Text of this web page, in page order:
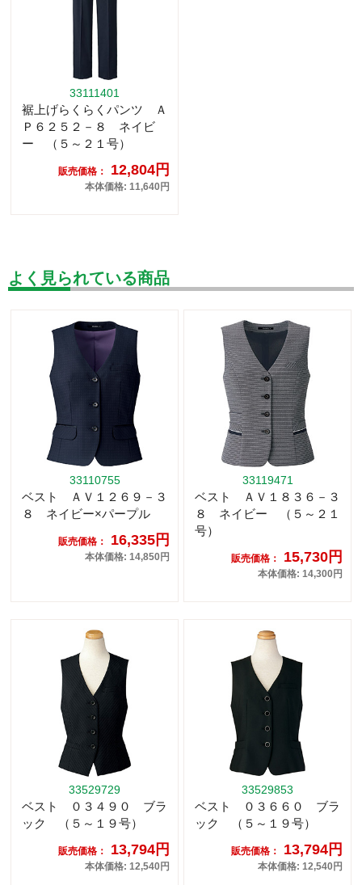
33111401
裾上げらくらくパンツ Ａ
Ｐ６２５２－８ ネイビ
ー （５～２１号）
販売価格： 12,804円
本体価格: 11,640円
よく見られている商品
33110755
ベスト ＡＶ１２６９－３
８ ネイビー×パープル
販売価格： 16,335円
本体価格: 14,850円
33119471
ベスト ＡＶ１８３６－３
８ ネイビー （５～２１
号）
販売価格： 15,730円
本体価格: 14,300円
33529729
ベスト ０３４９０ ブラ
ック （５～１９号）
販売価格： 13,794円
本体価格: 12,540円
33529853
ベスト ０３６６０ ブラ
ック （５～１９号）
販売価格： 13,794円
本体価格: 12,540円